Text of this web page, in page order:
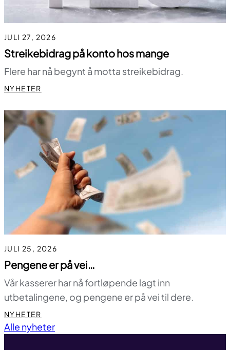
JULI 27, 2026
Streikebidrag på konto hos mange
Flere har nå begynt å motta streikebidrag.
NYHETER
JULI 25, 2026
Pengene er på vei…
Vår kasserer har nå fortløpende lagt inn
utbetalingene, og pengene er på vei til dere.
NYHETER
Alle nyheter